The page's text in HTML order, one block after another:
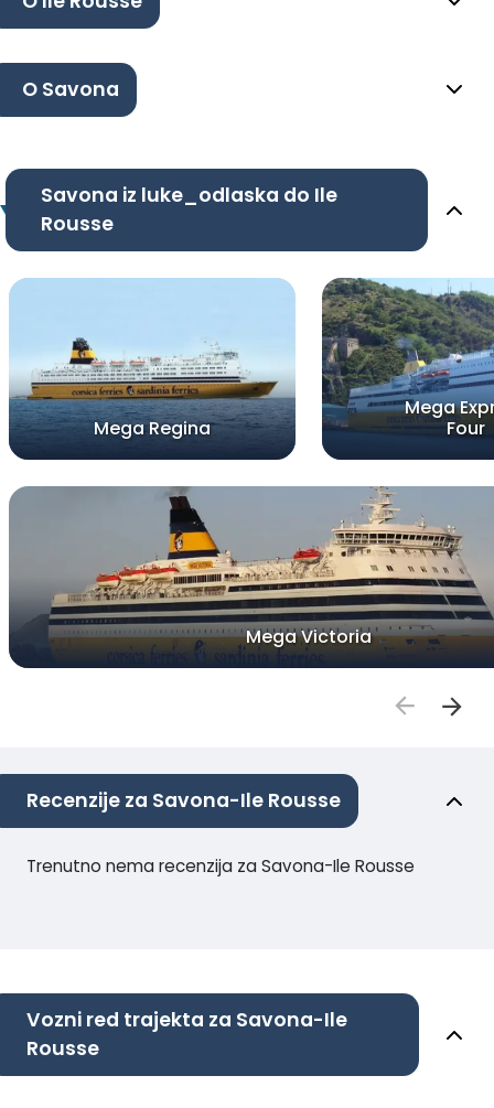
O Savona
Savona iz luke_odlaska do Ile
Rousse
Mega Regina
Mega
Four
Mega Victoria
Recenzije za Savona-Ile Rousse
Trenutno nema recenzija za Savona-Ile Rousse
Vozni red trajekta za Savona-Ile
Rousse